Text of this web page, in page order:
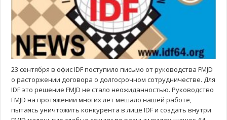
23 сентября в офис IDF поступило письмо от руководства FMJD
о расторжении договора о долгосрочном сотрудничестве. Для
IDF это решение FMJD не стало неожиданностью. Руководство
FMJD на протяжении многих лет мешало нашей работе,
пытаясь уничтожить конкурента в лице IDF и создать внутри